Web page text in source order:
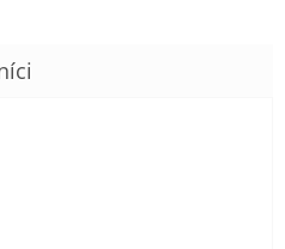
je 5 z 5 hvězdiček.